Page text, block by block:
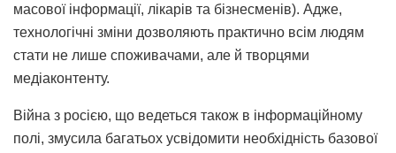
масової інформації, лікарів та бізнесменів). Адже,
технологічні зміни дозволяють практично всім людям
стати не лише споживачами, але й творцями
медіаконтенту.
Війна з росією, що ведеться також в інформаційному
полі, змусила багатьох усвідомити необхідність базової